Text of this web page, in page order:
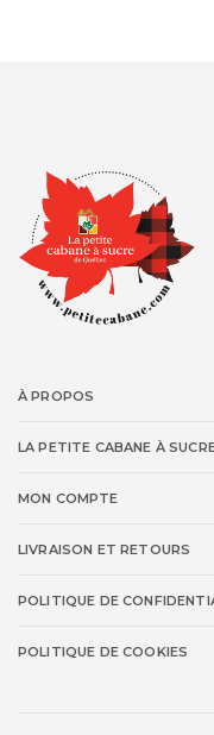
À PROPOS
LA PETITE CABANE À
MON COMPTE
LIVRAISON ET RETOURS
POLITIQUE DE
POLITIQUE DE COOKIES